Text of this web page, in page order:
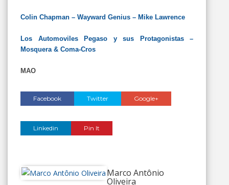
Colin Chapman – Wayward Genius – Mike Lawrence
Los Automoviles Pegaso y sus Protagonistas –
Mosquera & Coma-Cros
MAO
Facebook Twitter Google+
Linkedin Pin It
Marco Antônio
Oliveira